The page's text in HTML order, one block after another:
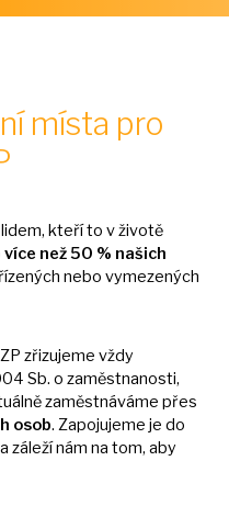
místa pro
kteříto v životě
více než50 % našich
nebo vymezených
zřizujeme vždy
Sb. o zaměstnanosti,
zaměstnáváme přes
osob. Zapojujeme je do
a záleží nám na tom, aby